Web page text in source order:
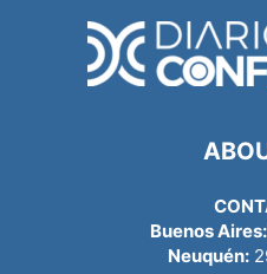
Buenos Aires:
Neuquén: